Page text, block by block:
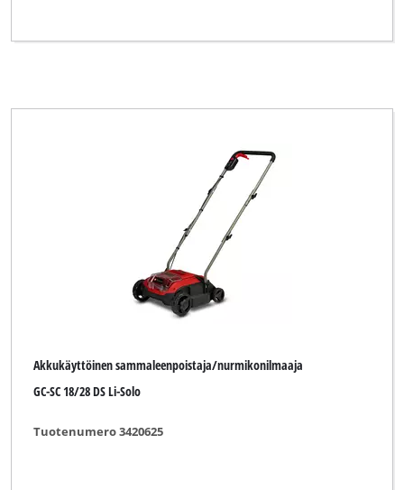
Akkukäyttöinen sammaleenpoistaja/nurmikonilmaaja
GC-SC 18/28 DS Li-Solo
Tuotenumero 3420625